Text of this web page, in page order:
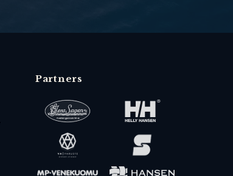
Partners